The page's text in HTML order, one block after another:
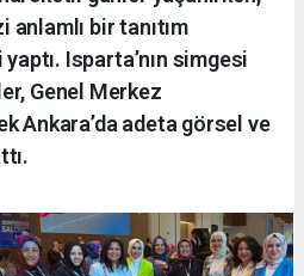
anlamlı bir tanıtım
Isparta’nın simgesi
Genel Merkez
Ankara’da adeta görsel ve